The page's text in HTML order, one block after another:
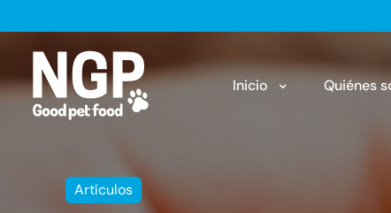
Inicio Quiénes
Artículos